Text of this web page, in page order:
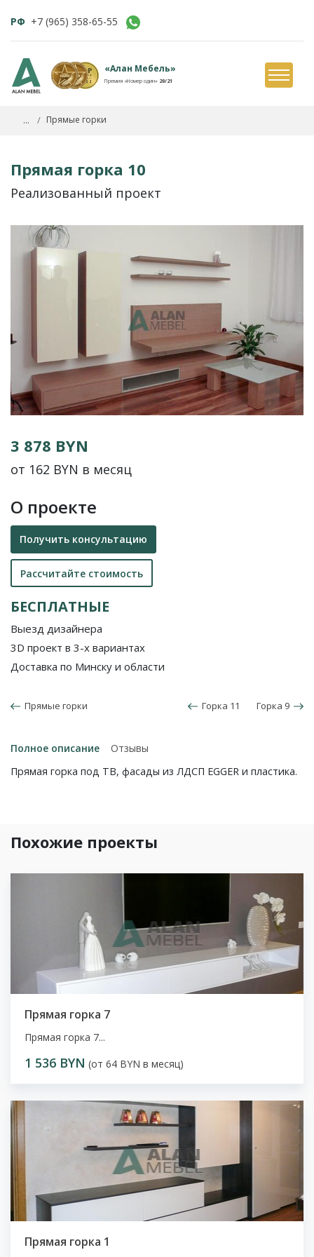
РФ +7 (965) 358-65-55
«Алан Мебель»
Премия «Номер один» 20/21
... Прямые горки
Прямая горка 10
Реализованный проект
3 878 BYN
от 162 BYN в месяц
О проекте
Получить консультацию
Рассчитайте стоимость
БЕСПЛАТНЫЕ
Выезд дизайнера
3D проект в 3-х вариантах
Доставка по Минску и области
Прямые горки Горка 11 Горка 9
Полное описание
Отзывы
Прямая горка под ТВ, фасады из ЛДСП EGGER и пластика.
Похожие проекты
Прямая горка 7
Прямая горка 7...
1 536 BYN (от 64 BYN в месяц)
Прямая горка 1